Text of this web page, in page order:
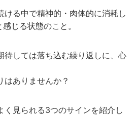
ける中で精神的・肉体的に消耗し
じる状態のこと。
待しては落ち込む繰り返しに、心
はありませんか？
く見られる3つのサインを紹介し